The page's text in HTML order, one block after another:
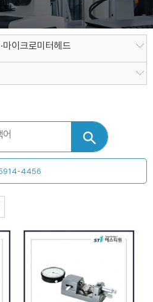
마이크로미터헤드
4456